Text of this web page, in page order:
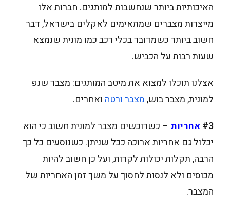
האיכותיות ביותר שנחשבות למותגים. חברות אלו
מייצרות מצברים שמתאימים לאקלים בישראל, דבר
חשוב ביותר כשמדובר בכלי רכב כמו מונית שנמצא
שעות רבות על הכביש.
אצלנו תוכלו למצוא את מיטב המותגים: מצבר שנפ
למונית, מצבר בוש,מצבר ורטה ואחרים.
#3 אחריות – כשרוכשים מצבר למונית חשוב כי הוא
יכלול גם אחריות ארוכה ככל שניתן. כשנוסעים כל כך
הרבה, תקלות יכולות לקרות, ועל כן חשוב להיות
מכוסים ולא לנסות לחסוך על משך זמן האחריות של
המצבר.